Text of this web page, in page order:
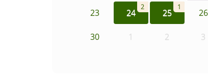
23 24
2
25
1
26
30 1 2 3